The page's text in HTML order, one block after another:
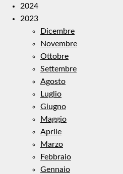
2024
2023
Dicembre
Novembre
Ottobre
Settembre
Agosto
Luglio
Giugno
Maggio
Aprile
Marzo
Febbraio
Gennaio